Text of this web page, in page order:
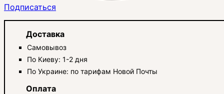
Подписаться
Доставка
Самовывоз
По Киеву: 1-2 дня
По Украине: по тарифам Новой Почты
Оплата